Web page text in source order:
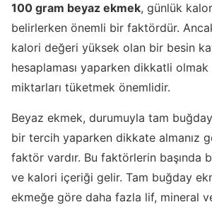
100 gram beyaz ekmek, günlük kalori
belirlerken önemli bir faktördür.
kalori değeri yüksek olan bir besin
hesaplaması yaparken dikkatli
miktarları tüketmek önemlidir.
Beyaz ekmek, durumuyla tam
bir tercih yaparken dikkate almanız
faktör vardır. Bu faktörlerin başında
ve kalori içeriği gelir. Tam buğday
ekmeğe göre daha fazla lif, mineral